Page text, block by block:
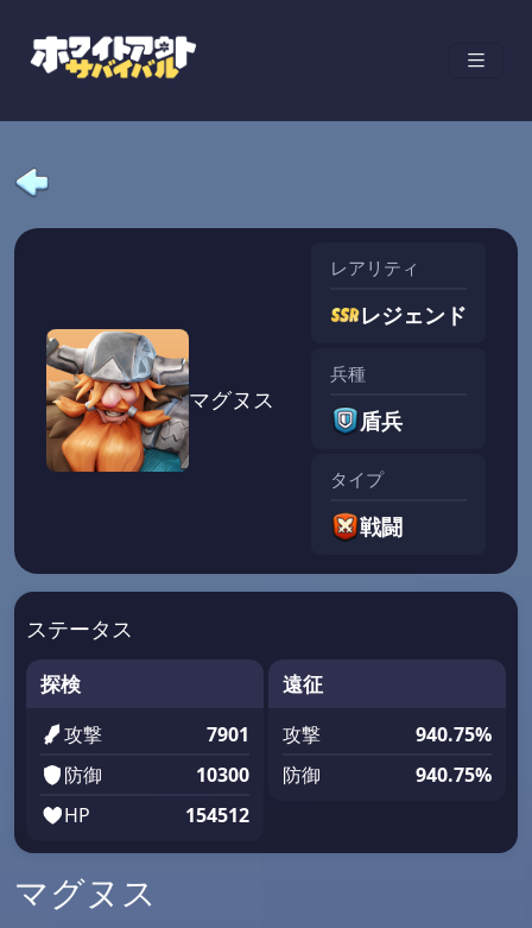
マグヌス
レアリティ
レジェンド
兵種
盾兵
タイプ
戦闘
ステータス
探検
攻撃
7901
防御
10300
HP
154512
遠征
攻撃
940.75%
防御
940.75%
マグヌス